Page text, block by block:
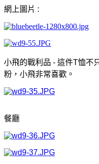
網上圖片 :
小飛的戰利品 - 這件T恤不
粉，小飛非常喜歡。
餐廳